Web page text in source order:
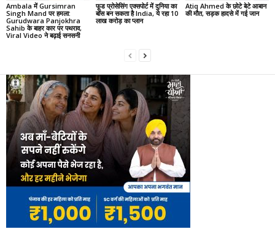
Ambala में Gursimran
Singh Mand पर हमला:
Gurudwara Panjokhra
Sahib के बाहर कार पर पथराव,
Viral Video ने बढ़ाई सनसनी
फूड प्रोसेसिंग एक्सपोर्ट में दुनिया का
बॉस बन सकता है India, ये रहा 10
लाख करोड़ का प्लान
Atiq Ahmed के छोटे बेटे आबान
की मौत, सड़क हादसे में गई जान